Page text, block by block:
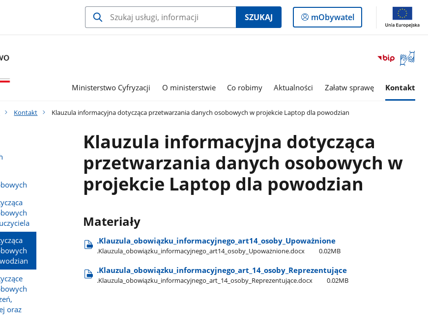
SZUKAJ
Logowanie
do
mObywatel
Otwórz
okno
Ministerstwo Cyfryzacji O ministerstwie Co robimy Aktualności Załatw sprawę Kontakt
Kontakt Klauzula informacyjna dotycząca przetwarzania danych osobowych w projekcie Laptop dla powodzian
oraz
Klauzula informacyjna dotycząca
przetwarzania danych osobowych w
projekcie Laptop dla powodzian
Materiały
.Klauzula​_obowiązku​_informacyjnego​_art14​_osoby​_Upoważnione
.Klauzula​_obowiązku​_informacyjnego​_art14​_osoby​_Upoważnione.docx 0.02MB
.Klauzula​_obowiązku​_informacyjnego​_art​_14​_osoby​_Reprezentujące
.Klauzula​_obowiązku​_informacyjnego​_art​_14​_osoby​_Reprezentujące.docx 0.02MB